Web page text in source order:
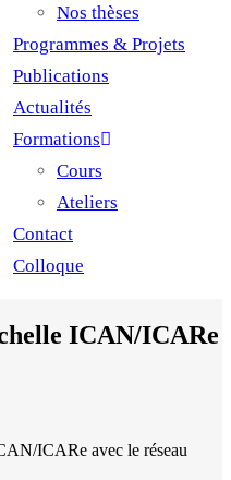
Nos thèses
Programmes & Projets
Publications
Actualités
Formations
Cours
Ateliers
Contact
Colloque
ICAN/ICARe
ICARe avec le réseau